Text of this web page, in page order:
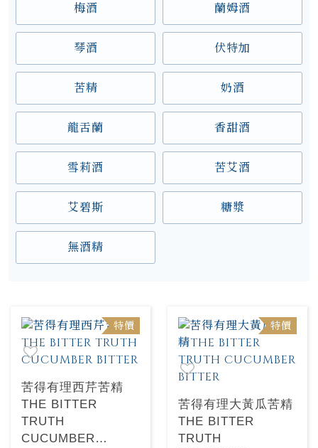
梅酒 蘭姆酒
琴酒 伏特加
苦精 奶酒
龍舌蘭 香甜酒
雪莉酒 苦艾酒
艾碧斯 糖漿
無酒精
特價
苦得有理西芹苦精
THE BITTER
TRUTH
CUCUMBER
特價
苦得有理大黃瓜苦精
THE BITTER
TRUTH